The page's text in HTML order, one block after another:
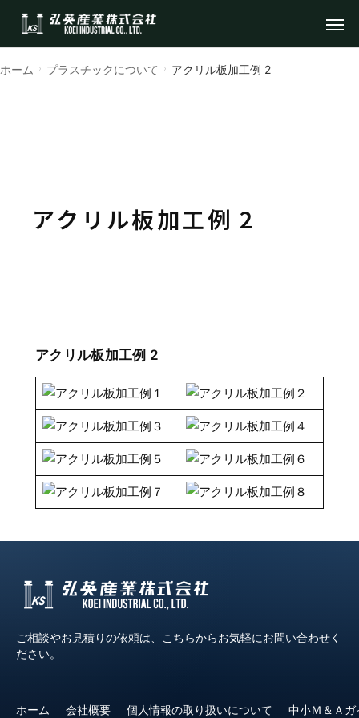
ホーム プラスチックについて アクリル板加工例 2
アクリル板加工例 2
アクリル板加工例 2
ご相談やお見積りの依頼は、こちらからお気軽にお問い合わせく
ださい。
ホーム 会社概要 個人情報の取り扱いについて 中小Ｍ＆Ａ